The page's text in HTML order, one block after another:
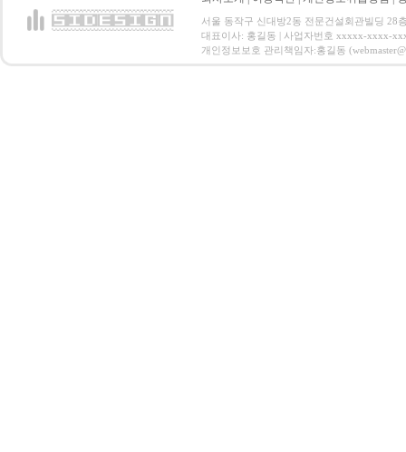
서울 동작구 신대방2동 전문건설회관빌딩 28
대표이사: 홍길동 | 사업자번호 xxxxx-xxxx-
개인정보보호 관리책임자:홍길동